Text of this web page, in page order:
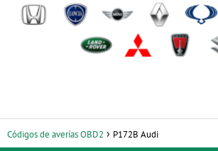
Códigos de averías OBD2 P172B Audi